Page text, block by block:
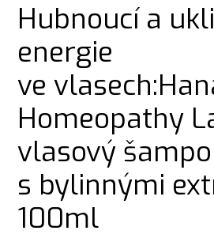
Hubnoucí a
energie
ve
Homeopathy
vlasový
s bylinnými
100ml